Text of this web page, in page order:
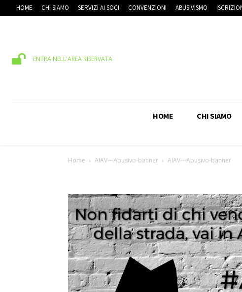
HOME CHI SIAMO SERVIZI AI SOCI CONVENZIONI ABUSIVISMO
ENTRA NELL'AREA RISERVATA
HOME CHI SIAMO
Home AIAV—Abusivo-banner AIAV---Abusivo-banner